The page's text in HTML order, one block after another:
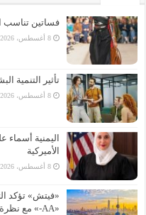
فساتين تناسب
8 أغسطس، 2026
تأثير التنمية
8 أغسطس، 2026
اليمنية أسماء
الأميركية
8 أغسطس، 2026
«فيتش» تؤكد
«AA-» مع نظرة مستقبلية مستقرة